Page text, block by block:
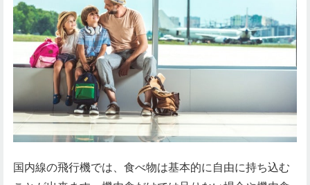
国内線の飛行機では、食べ物は基本的に自由に持ち込む